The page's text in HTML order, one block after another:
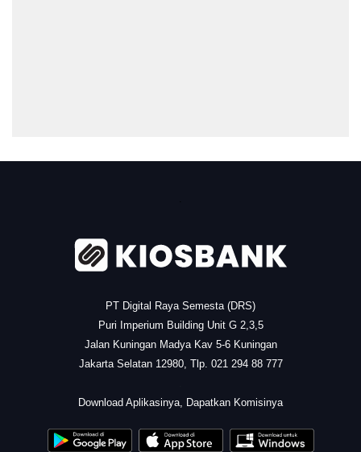
PT Digital Raya Semesta (DRS)
Puri Imperium Building Unit G 2,3,5
Jalan Kuningan Madya Kav 5-6 Kuningan
Jakarta Selatan 12980, Tlp. 021 294 88 777
Download Aplikasinya, Dapatkan Komisinya